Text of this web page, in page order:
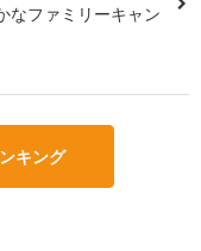
なファミリーキャン
キング